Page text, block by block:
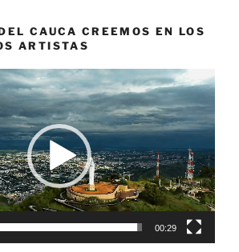
CAUCA CREEMOS EN LOS
ARTISTAS
00:29